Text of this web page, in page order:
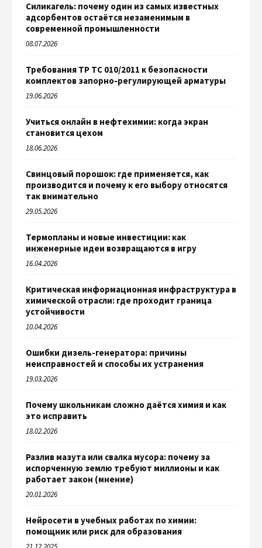
Силикагель: почему один из самых известных
адсорбентов остаётся незаменимым в
современной промышленности
08.07.2026
Требования ТР ТС 010/2011 к безопасности
комплектов запорно-регулирующей арматуры
19.06.2026
Учиться онлайн в нефтехимии: когда экран
становится цехом
18.06.2026
Свинцовый порошок: где применяется, как
производится и почему к его выбору относятся
так внимательно
29.05.2026
Термопланы и новые инвестиции: как
инженерные идеи возвращаются в игру
16.04.2026
Критическая информационная инфраструктура в
химической отрасли: где проходит граница
устойчивости
10.04.2026
Ошибки дизель-генератора: причины
неисправностей и способы их устранения
19.03.2026
Почему школьникам сложно даётся химия и как
это исправить
18.02.2026
Разлив мазута или свалка мусора: почему за
испорченную землю требуют миллионы и как
работает закон (мнение)
20.01.2026
Нейросети в учебных работах по химии:
помощник или риск для образования